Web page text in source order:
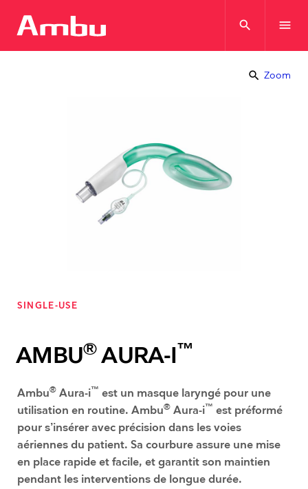
search menu
SINGLE-USE
AMBU®AURA-I™
Ambu®Aura-i™ est un masque laryngé pour une
utilisation en routine. Ambu®Aura-i™ est préformé
pour s’insérer avec précision dans les voies
aériennes du patient. Sa courbure assure une mise
en place rapide et facile, et garantit son maintien
pendant les interventions de longue durée.
search Zoom